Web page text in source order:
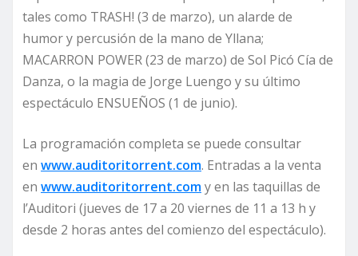
tales como TRASH! (3 de marzo), un alarde de
humor y percusión de la mano de Yllana;
MACARRON POWER (23 de marzo) de Sol Picó Cía de
Danza, o la magia de Jorge Luengo y su último
espectáculo ENSUEÑOS (1 de junio).
La programación completa se puede consultar
en www.auditoritorrent.com. Entradas a la venta
en www.auditoritorrent.comy en las taquillas de
l’Auditori (jueves de 17 a 20 viernes de 11 a 13 h y
desde 2 horas antes del comienzo del espectáculo).